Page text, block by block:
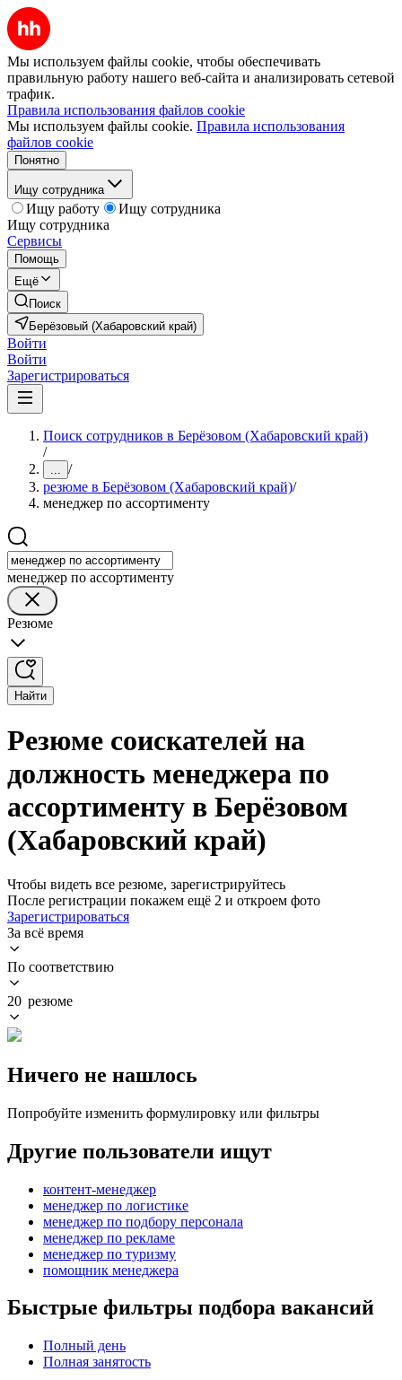
Мы используем файлы cookie, чтобы обеспечивать
правильную работу нашего веб-сайта и анализировать сетевой
трафик.
Правила использования файлов cookie
Мы используем файлы cookie. Правила использования
файлов cookie
Понятно
Ищу сотрудника
Ищу работу
Ищу сотрудника
Ищу сотрудника
Сервисы
Помощь
Ещё
Поиск
Берёзовый (Хабаровский край)
Войти
Войти
Зарегистрироваться
Поиск сотрудников в Берёзовом (Хабаровский край)
/
... /
резюме в Берёзовом (Хабаровский край)/
менеджер по ассортименту
менеджер по ассортименту
Резюме
Найти
Резюме соискателей на
должность менеджера по
ассортименту в Берёзовом
(Хабаровский край)
Чтобы видеть все резюме, зарегистрируйтесь
После регистрации покажем ещё 2 и откроем фото
Зарегистрироваться
За всё время
По соответствию
20 резюме
Ничего не нашлось
Попробуйте изменить формулировку или фильтры
Другие пользователи ищут
контент-менеджер
менеджер по логистике
менеджер по подбору персонала
менеджер по рекламе
менеджер по туризму
помощник менеджера
Быстрые фильтры подбора вакансий
Полный день
Полная занятость